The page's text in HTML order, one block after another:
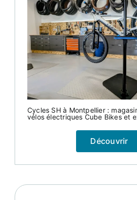
Cycles SH à Montpellier :
vélos électriques Cube Bikes et
Découvrir